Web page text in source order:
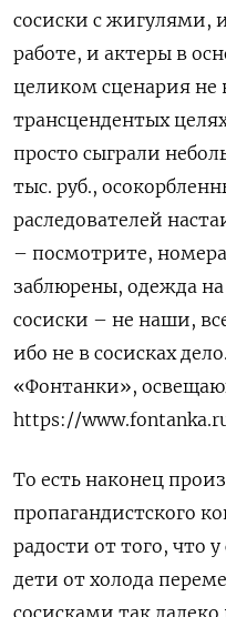
сосиски с жигулями,
работе, и актеры в
целиком сценария не
трансцендентых
просто сыграли
тыс. руб.,
раследователей
– посмотрите,
заблюрены, одежда
сосиски – не наши,
ибо не в сосисках
«Фонтанки»,
https://
То есть наконец
пропагандистского
радости от того, что
дети от холода